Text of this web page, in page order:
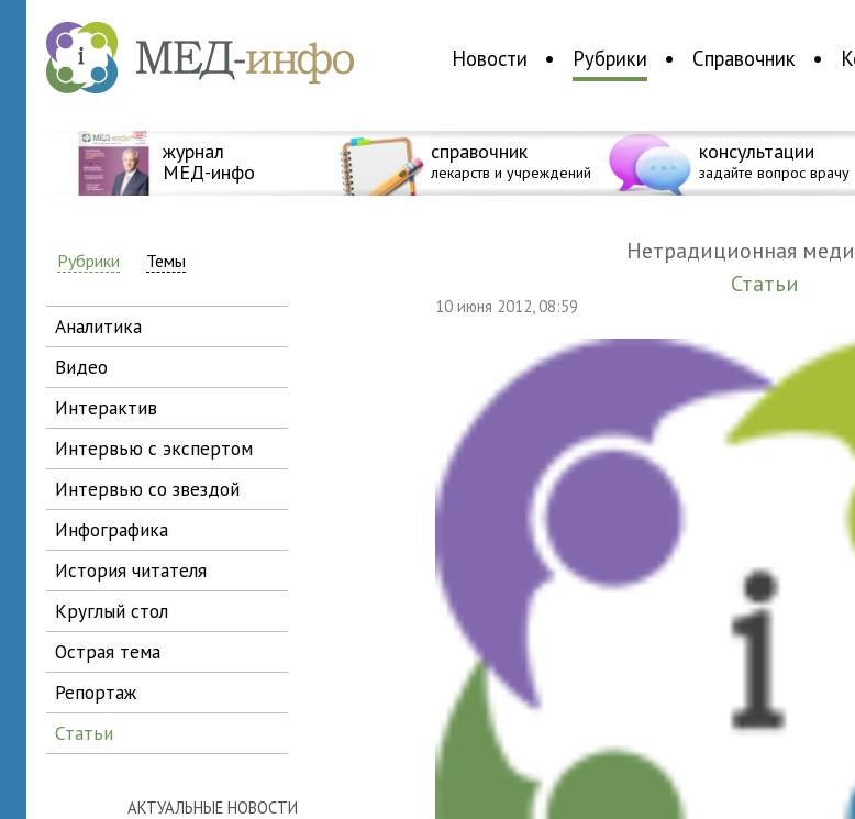
Новости Рубрики Справочник
журнал
МЕД-инфо
справочник
лекарств и учреждений
консультации
задайте вопрос врачу
Рубрики Темы
аналитика
видео
интерактив
интервью с экспертом
интервью со звездой
инфографика
история читателя
круглый стол
острая тема
репортаж
статьи
АКТУАЛЬНЫЕ НОВОСТИ
Нетрадиционная
Статьи
10 июня 2012, 08:59